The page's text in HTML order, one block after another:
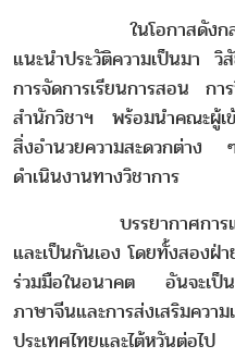
ในโอกาสดังกล่าว ส
แนะนำประวัติความเป็นมา
การจัดการเรียนการสอน กา
สำนักวิชาฯ พร้อมนำคณะผู้เ
สิ่งอำนวยความสะดวกต่าง
ดำเนินงานทางวิชาการ
บรรยากาศการแลกเ
และเป็นกันเอง โดยทั้งสองฝ่
ร่วมมือในอนาคต อันจะเป็น
ภาษาจีนและการส่งเสริมควา
ประเทศไทยและไต้หวันต่อไป